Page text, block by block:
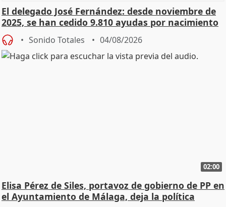
El delegado José Fernández: desde noviembre de
2025, se han cedido 9.810 ayudas por nacimiento
Sonido Totales 04/08/2026
02:00
Elisa Pérez de Siles, portavoz de gobierno de PP en
el Ayuntamiento de Málaga, deja la política